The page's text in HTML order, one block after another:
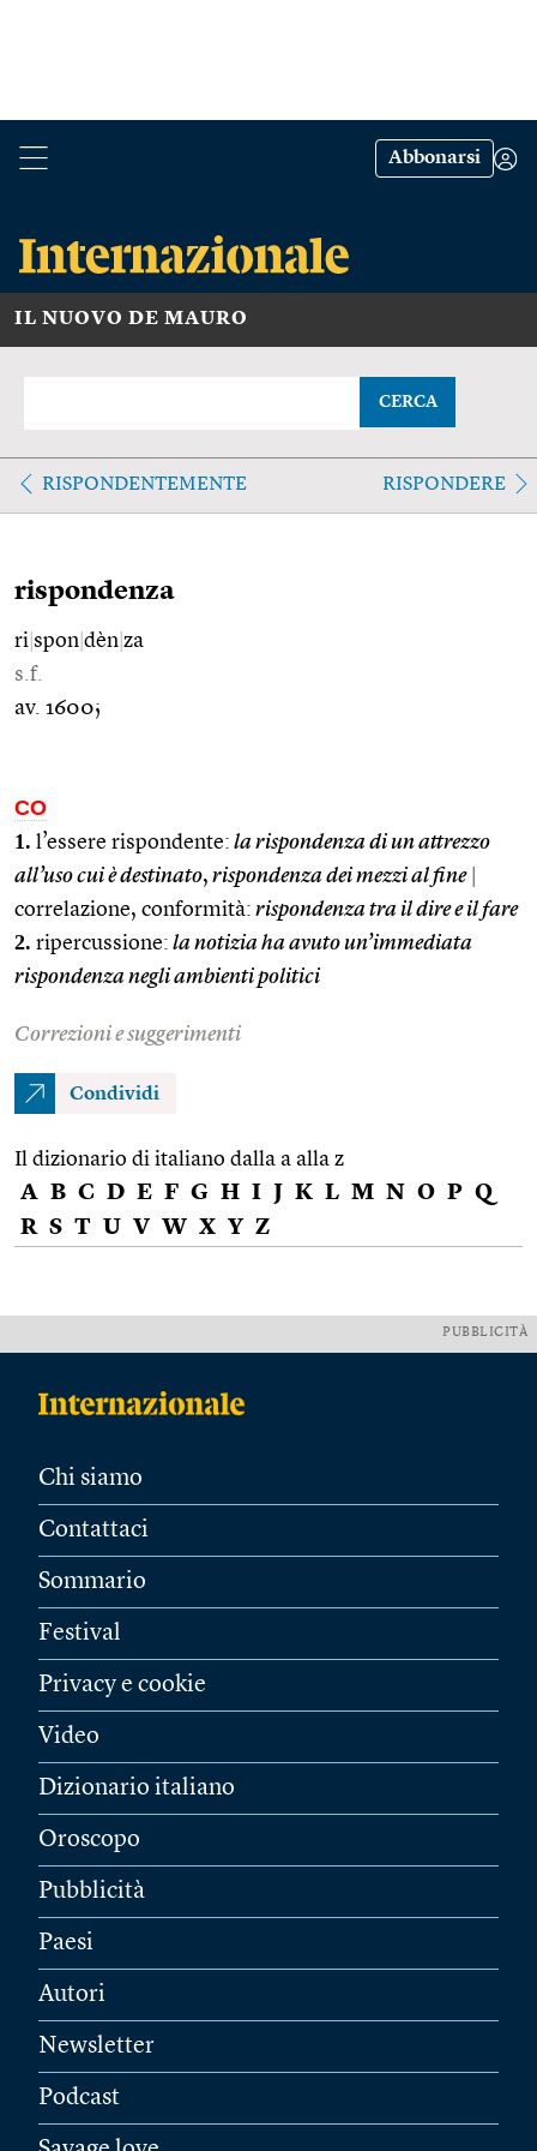
Abbonarsi
IL NUOVO DE MAURO
CERCA
RISPONDENTEMENTE RISPONDERE
rispondenza
ri spon dèn za
s.f.
av. 1600;
CO
1. l’essere rispondente: la rispondenza di un attrezzo
all’uso cui è destinato, rispondenza dei mezzi al fine
correlazione, conformità: rispondenza tra il dire e il fare
2. ripercussione: la notizia ha avuto un’immediata
rispondenza negli ambienti politici
Correzioni e suggerimenti
Condividi
Il dizionario di italiano dalla a alla z
A B C D E F G H I J K L M N O P Q
R S T U V W X Y Z
PUBBLICITÀ
Chi siamo
Contattaci
Sommario
Festival
Privacy e cookie
Video
Dizionario italiano
Oroscopo
Pubblicità
Paesi
Autori
Newsletter
Podcast